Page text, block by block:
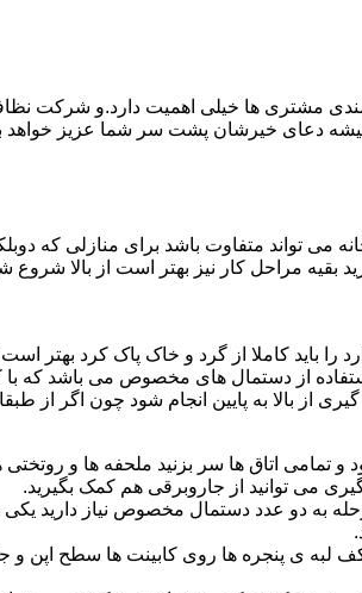
ها خیلی اهمیت دارد.و شرکت نظافت
دعای خیرشان پشت سر شما عزیز
تواند متفاوت باشد برای منازلی که
بقیه مراحل کار نیز بهتر است از بالا
را باید کاملا از گرد و خاک پاک کرد
از دستمال های مخصوص می باشد
از بالا به پایین انجام شود چون اگر
تمامی اتاق ها سر بزنید ملحفه ها و روتختی
می توانید از جاروبرقی هم کمک بگیرید.
به دو عدد دستمال مخصوص نیاز
ی پنجره ها روی کابینت ها سطح اپن و